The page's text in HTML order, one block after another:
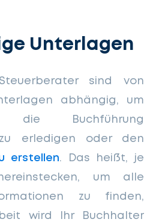
Unterlagen
sind von
abhängig, um
die Buchführung
erledigen oder den
erstellen. Das heißt, je
um alle
zu finden,
wird Ihr Buchhalter